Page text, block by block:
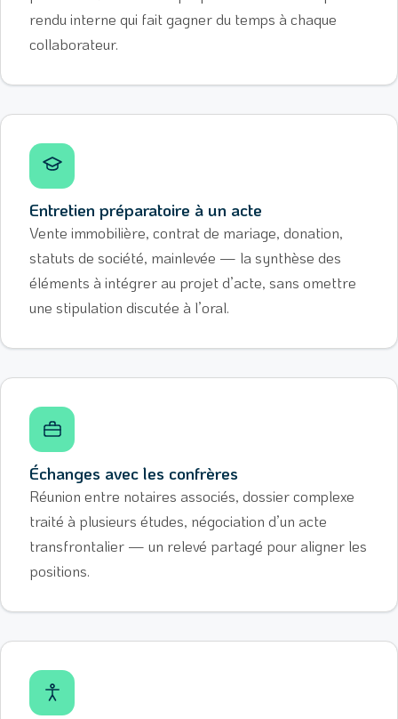
rendu interne qui fait gagner du temps à chaque
collaborateur.
Entretien préparatoire à un acte
Vente immobilière, contrat de mariage, donation,
statuts de société, mainlevée — la synthèse des
éléments à intégrer au projet d’acte, sans omettre
une stipulation discutée à l’oral.
Échanges avec les confrères
Réunion entre notaires associés, dossier complexe
traité à plusieurs études, négociation d’un acte
transfrontalier — un relevé partagé pour aligner les
positions.